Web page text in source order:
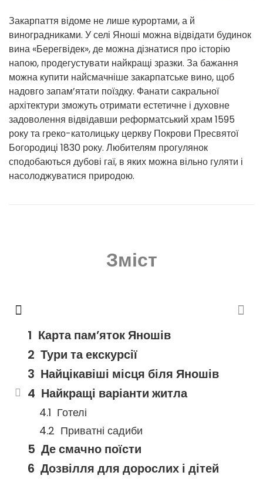
Закарпаття відоме не лише курортами, а й
виноградниками. У селі Яноші можна відвідати будинок
вина «Берегвідек», де можна дізнатися про історію
напою, продегустувати найкращі зразки. За бажання
можна купити найсмачніше закарпатське вино, щоб
надовго запам’ятати поїздку. Фанати сакральної
архітектури зможуть отримати естетичне і духовне
задоволення відвідавши реформатський храм 1595
року та греко-католицьку церкву Покрови Пресвятої
Богородиці 1830 року. Любителям прогулянок
сподобаються дубові гаї, в яких можна вільно гуляти і
насолоджуватися природою.
Зміст
Карта пам’яток Яношів
Тури та екскурсії
Найцікавіші місця біля Яношів
Найкращі варіанти житла
Готелі
Приватні садиби
Де смачно поїсти
Дозвілля для дорослих і дітей